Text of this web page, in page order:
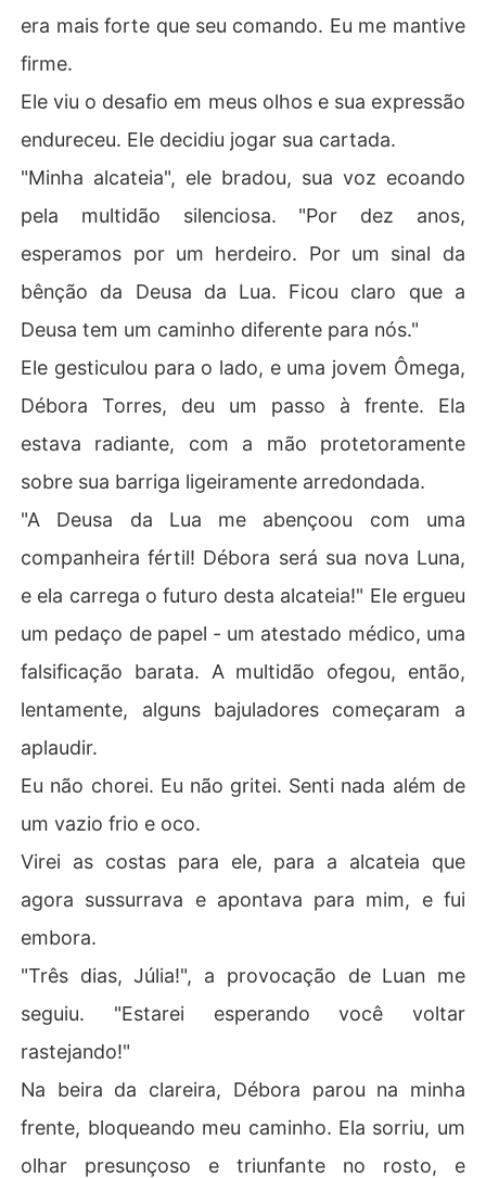
era mais forte que seu comando. Eu me mantive
firme.
Ele viu o desafio em meus olhos e sua expressão
endureceu. Ele decidiu jogar sua cartada.
"Minha alcateia", ele bradou, sua voz ecoando
pela multidão silenciosa. "Por dez anos,
esperamos por um herdeiro. Por um sinal da
bênção da Deusa da Lua. Ficou claro que a
Deusa tem um caminho diferente para nós."
Ele gesticulou para o lado, e uma jovem Ômega,
Débora Torres, deu um passo à frente. Ela
estava radiante, com a mão protetoramente
sobre sua barriga ligeiramente arredondada.
"A Deusa da Lua me abençoou com uma
companheira fértil! Débora será sua nova Luna,
e ela carrega o futuro desta alcateia!" Ele ergueu
um pedaço de papel - um atestado médico, uma
falsificação barata. A multidão ofegou, então,
lentamente, alguns bajuladores começaram a
aplaudir.
Eu não chorei. Eu não gritei. Senti nada além de
um vazio frio e oco.
Virei as costas para ele, para a alcateia que
agora sussurrava e apontava para mim, e fui
embora.
"Três dias, Júlia!", a provocação de Luan me
seguiu. "Estarei esperando você voltar
rastejando!"
Na beira da clareira, Débora parou na minha
frente, bloqueando meu caminho. Ela sorriu, um
olhar presunçoso e triunfante no rosto, e